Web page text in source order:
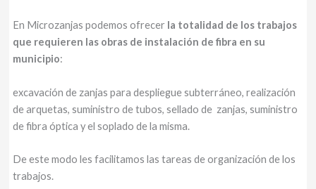
En Microzanjas podemos ofrecer la totalidad de los trabajos
que requieren las obras de instalación de fibra en su
municipio:
excavación de zanjas para despliegue subterráneo, realización
de arquetas, suministro de tubos, sellado de zanjas, suministro
de fibra óptica y el soplado de la misma.
De este modo les facilitamos las tareas de organización de los
trabajos.